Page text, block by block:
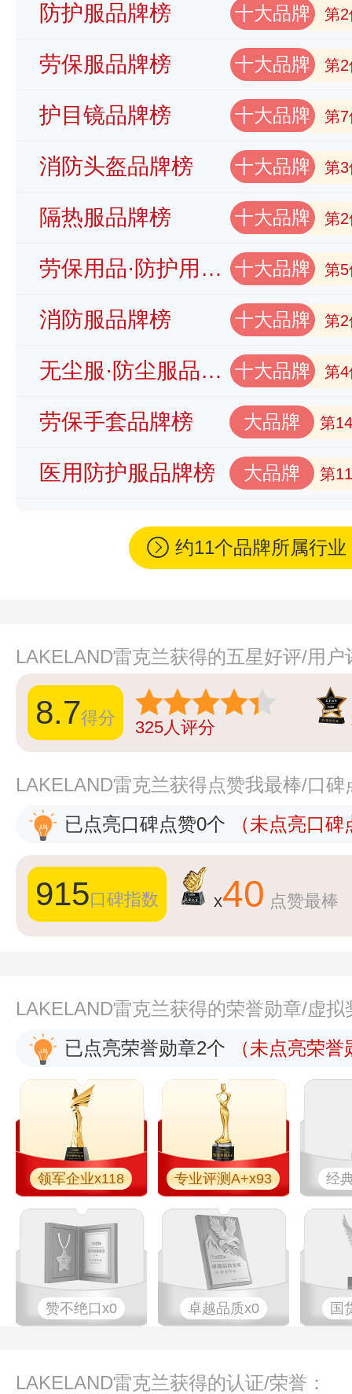
防护服品牌榜 十大品牌 第2
劳保服品牌榜 十大品牌 第2
护目镜品牌榜 十大品牌 第7
消防头盔品牌榜 十大品牌 第3
隔热服品牌榜 十大品牌 第2
劳保用品·防护用品品牌榜 十大品牌 第5
消防服品牌榜 十大品牌 第2
无尘服·防尘服品牌榜 十大品牌 第4
劳保手套品牌榜 大品牌 第
医用防护服品牌榜 大品牌 第
约11个品牌所属行
LAKELAND雷克兰获得的五星好评/用户
8.7得分 325人评分
LAKELAND雷克兰获得点赞我最棒/口碑
已点亮口碑点赞0个
（未点亮口
915口碑指数 x40 点赞最棒
LAKELAND雷克兰获得的荣誉勋章/虚拟
已点亮荣誉勋章2个
（未点亮荣
领军企业x118 专业评测A+x93 经
赞不绝口x0 卓越品质x0 国
LAKELAND雷克兰获得的认证/荣誉：